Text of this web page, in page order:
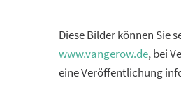
Diese Bilder können Sie
www.vangerow.de, bei
eine Veröffentlichung